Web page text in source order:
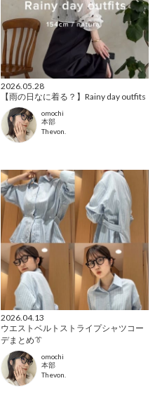
2026.05.28
【雨の日なに着る？】Rainy day outfits
omochi
本部
Thevon.
2026.04.13
ウエストベルトストライプシャツコー
デまとめ👔
omochi
本部
Thevon.